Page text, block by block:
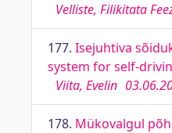
Velliste, Filikitata
177. Isejuhtiva
system for self-
Viita, Evelin
178. Mükovalgul